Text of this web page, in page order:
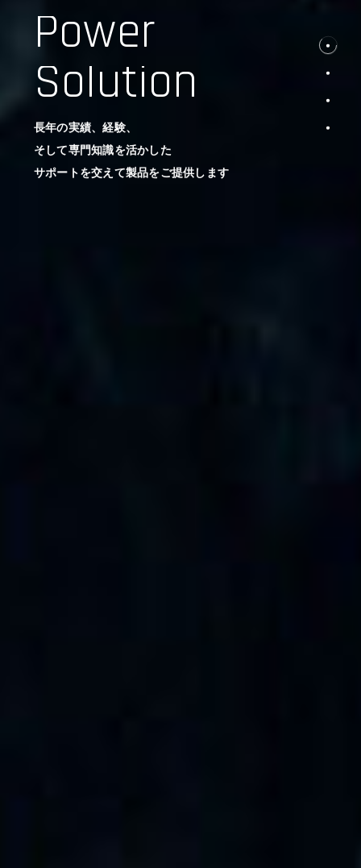
Power
Solution
長年の実績、経験、
そして専門知識を活かした
サポートを交えて製品をご提供します